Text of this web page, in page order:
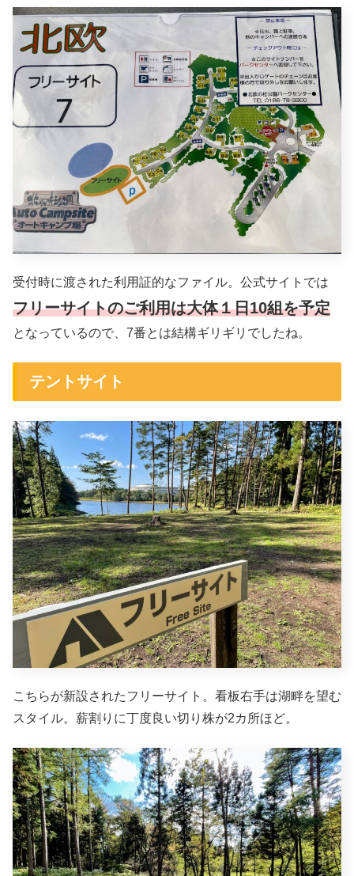
受付時に渡された利用証的なファイル。公式サイトでは
フリーサイトのご利用は大体１日10組を予定
となっているので、7番とは結構ギリギリでしたね。
テントサイト
こちらが新設されたフリーサイト。看板右手は湖畔を望む
スタイル。薪割りに丁度良い切り株が2カ所ほど。